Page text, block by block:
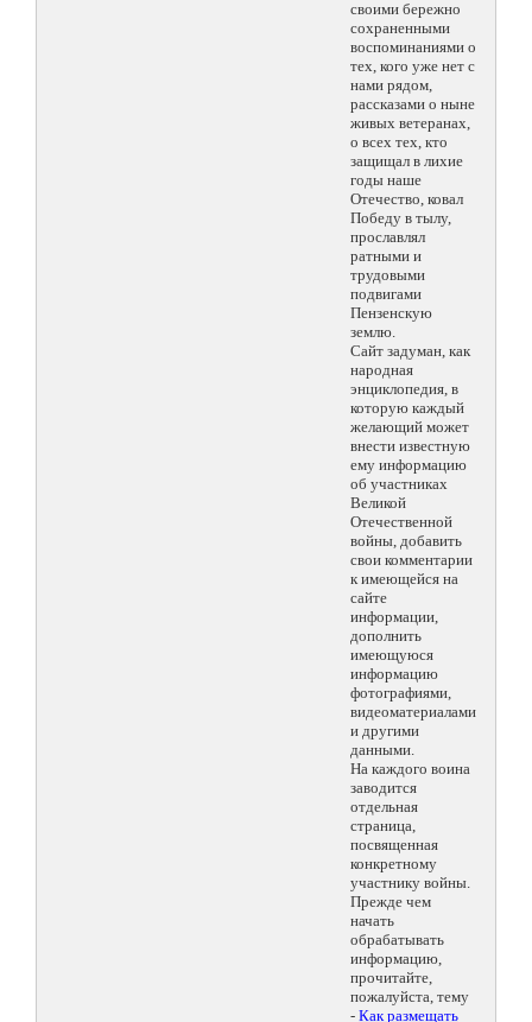
своими бережно
сохраненными
воспоминаниями о
тех, кого уже нет с
нами рядом,
рассказами о ныне
живых ветеранах,
о всех тех, кто
защищал в лихие
годы наше
Отечество, ковал
Победу в тылу,
прославлял
ратными и
трудовыми
подвигами
Пензенскую
землю.
Сайт задуман, как
народная
энциклопедия, в
которую каждый
желающий может
внести известную
ему информацию
об участниках
Великой
Отечественной
войны, добавить
свои комментарии
к имеющейся на
сайте
информации,
дополнить
имеющуюся
информацию
фотографиями,
видеоматериалами
и другими
данными.
На каждого воина
заводится
отдельная
страница,
посвященная
конкретному
участнику войны.
Прежде чем
начать
обрабатывать
информацию,
прочитайте,
пожалуйста, тему
- Как размещать